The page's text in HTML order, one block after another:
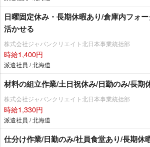
日曜固定休み・長期休暇あり/倉庫内フォ
活かせる
株式会社ジャパンクリエイト北日本事業統括部
時給1,400円
派遣社員 / 北海道
材料の組立作業/土日祝休み/日勤のみ/長期
株式会社ジャパンクリエイト北日本事業統括部
時給1,330円
派遣社員 / 北海道
仕分け作業/日勤のみ/社員食堂あり/長期休